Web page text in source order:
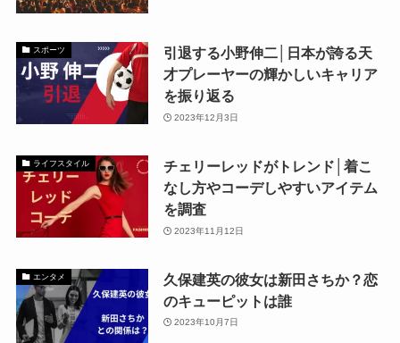
スポーツ
引退する小野伸二│日本が誇る天
才プレーヤーの輝かしいキャリア
を振り返る
2023年12月3日
ライフスタイル
チェリーレッドがトレンド│着こ
なし方やコーデしやすいアイテム
を調査
2023年11月12日
エンタメ
久保建英の彼女は新田さちか？恋
のキューピットは誰
2023年10月7日